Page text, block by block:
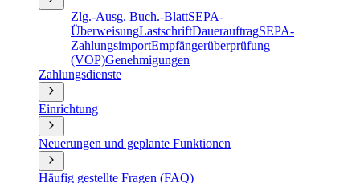
Zlg.-Ausg. Buch.-BlattSEPA-
ÜberweisungLastschriftDauerauftragSEPA-
ZahlungsimportEmpfängerüberprüfung
(VOP)Genehmigungen
Zahlungsdienste
Einrichtung
Neuerungen und geplante Funktionen
Häufig gestellte Fragen (FAQ)